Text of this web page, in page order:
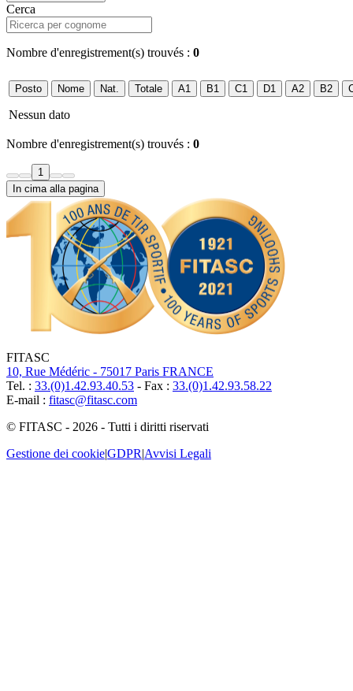
Cerca
Nombre d'enregistrement(s) trouvés : 0
Posto Nome Nat. Totale A1 B1 C1 D1 A2 B2
Nessun dato
Nombre d'enregistrement(s) trouvés : 0
1
In cima alla pagina
FITASC
10, Rue Médéric - 75017 Paris FRANCE
Tel. : 33.(0)1.42.93.40.53 - Fax : 33.(0)1.42.93.58.22
E-mail : fitasc@fitasc.com
© FITASC - 2026 - Tutti i diritti riservati
Gestione dei cookie|GDPR|Avvisi Legali